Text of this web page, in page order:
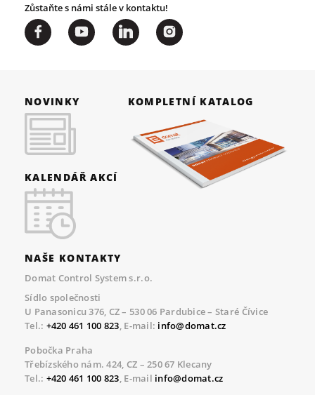
Zůstaňte s námi stále v kontaktu!
NOVINKY
KALENDÁŘ AKCÍ
KOMPLETNÍ KATALOG
NAŠE KONTAKTY
Domat Control System s.r.o.
Sídlo společnosti
U Panasonicu 376, CZ – 530 06 Pardubice – Staré Čívice
Tel.: +420 461 100 823, E-mail: info@domat.cz
Pobočka Praha
Třebízského nám. 424, CZ – 250 67 Klecany
Tel.: +420 461 100 823, E-mail info@domat.cz